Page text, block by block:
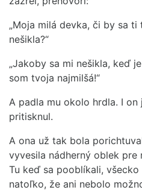
„Moja milá devka, či by sa
nešikla?“
„Jakoby sa mi nešikla, keď
som tvoja najmilšá!“
A padla mu okolo hrdla. I on
pritisknul.
A ona už tak bola
vyvesila nádherný oblek pre
Tu keď sa pooblíkali,
natoľko, že ani nebolo